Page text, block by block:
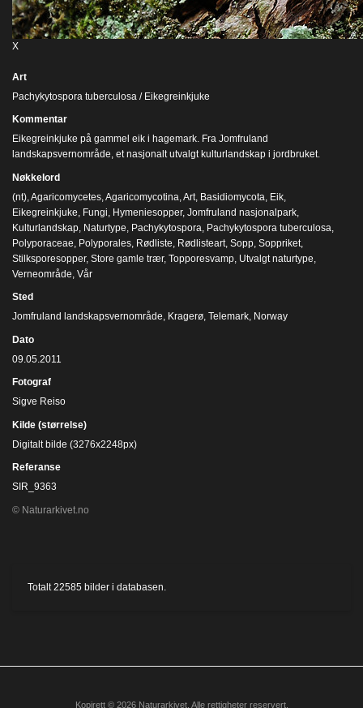
X
Art
Pachykytospora tuberculosa / Eikegreinkjuke
Kommentar
Eikegreinkjuke på gammel eik i hagemark. Fra Jomfruland
landskapsvernområde, et nasjonalt utvalgt kulturlandskap i jordbruket.
Nøkkelord
(nt) Agaricomycetes Agaricomycotina Art Basidiomycota Eik
Eikegreinkjuke Fungi Hymeniesopper, Jomfruland nasjonalpark
Kulturlandskap Naturtype Pachykytospora Pachykytospora tuberculosa
Polyporaceae Polyporales Rødliste Rødlisteart Sopp Soppriket
Stilksporesopper, Store gamle trær, Topporesvamp Utvalgt naturtype
Verneområde Vår
Sted
Jomfruland landskapsvernområde, Kragerø, Telemark, Norway
Dato
09.05.2011
Fotograf
Sigve Reiso
Kilde (størrelse)
Digitalt bilde (3276x2248px)
Referanse
SIR_9363
© Naturarkivet.no
Totalt 22585 bilder i databasen.
Kopirett © 2026 Naturarkivet. Alle rettigheter reservert.